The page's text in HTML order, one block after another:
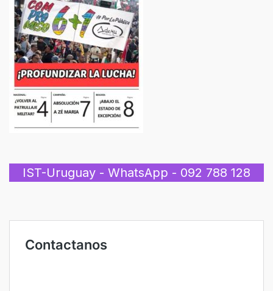
IST-Uruguay - WhatsApp - 092 788 128